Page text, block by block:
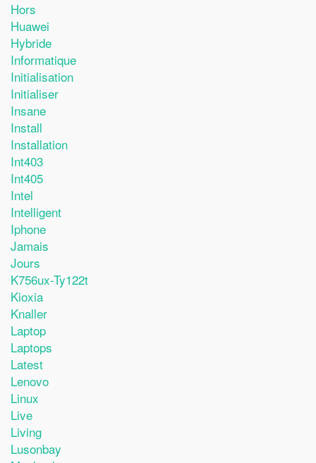
Hors
Huawei
Hybride
Informatique
Initialisation
Initialiser
Insane
Install
Installation
Int403
Int405
Intel
Intelligent
Iphone
Jamais
Jours
K756ux-Ty122t
Kioxia
Knaller
Laptop
Laptops
Latest
Lenovo
Linux
Live
Living
Lusonbay